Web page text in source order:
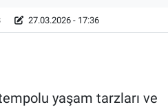
27.03.2026 - 17:36
yaşam tarzları ve